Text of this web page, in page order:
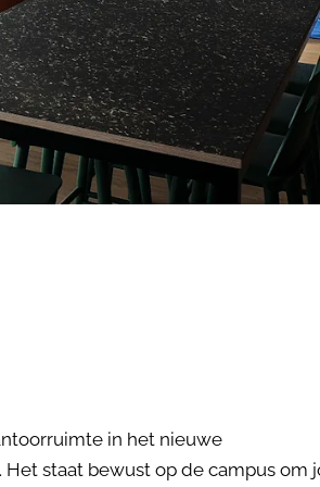
in het nieuwe
staat bewust op de campus om